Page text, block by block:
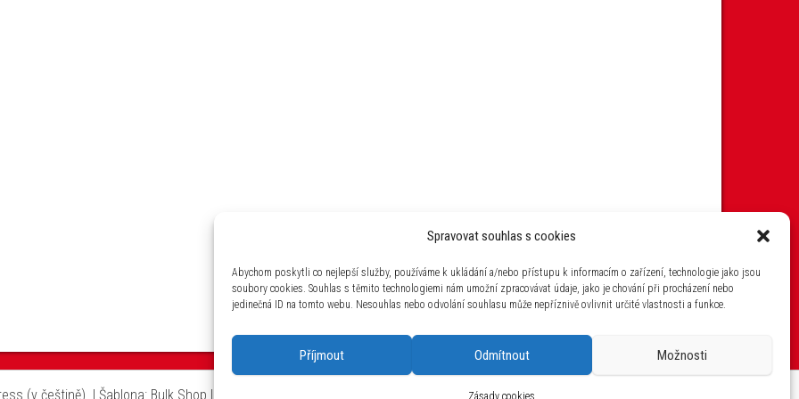
Spravovat souhlas s cookies
Abychom poskytli co nejlepší služby, používáme k ukládání a/nebo přístupu k informacím o zařízení, technologie jako jsou
soubory cookies. Souhlas s těmito technologiemi nám umožní zpracovávat údaje, jako je chování při procházení nebo
jedinečná ID na tomto webu. Nesouhlas nebo odvolání souhlasu může nepříznivě ovlivnit určité vlastnosti a funkce.
Příjmout Odmítnout Možnosti
Zásady cookies
(v češtině). | Šablona: Bulk Shop | ACIT s.r.o. Chodovská 228/3 Praha 4 IČ: 26454424